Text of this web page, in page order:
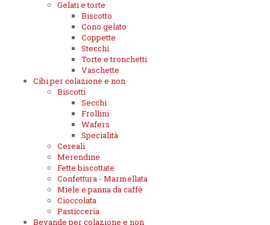
Gelati e torte
Biscotto
Cono gelato
Coppette
Stecchi
Torte e tronchetti
Vaschette
Cibi per colazione e non
Biscotti
Secchi
Frollini
Wafers
Specialità
Cereali
Merendine
Fette biscottate
Confettura - Marmellata
Miele e panna da caffè
Cioccolata
Pasticceria
Bevande per colazione e non